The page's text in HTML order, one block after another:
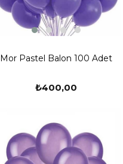
Mor Pastel Balon 100 Adet
₺400,00